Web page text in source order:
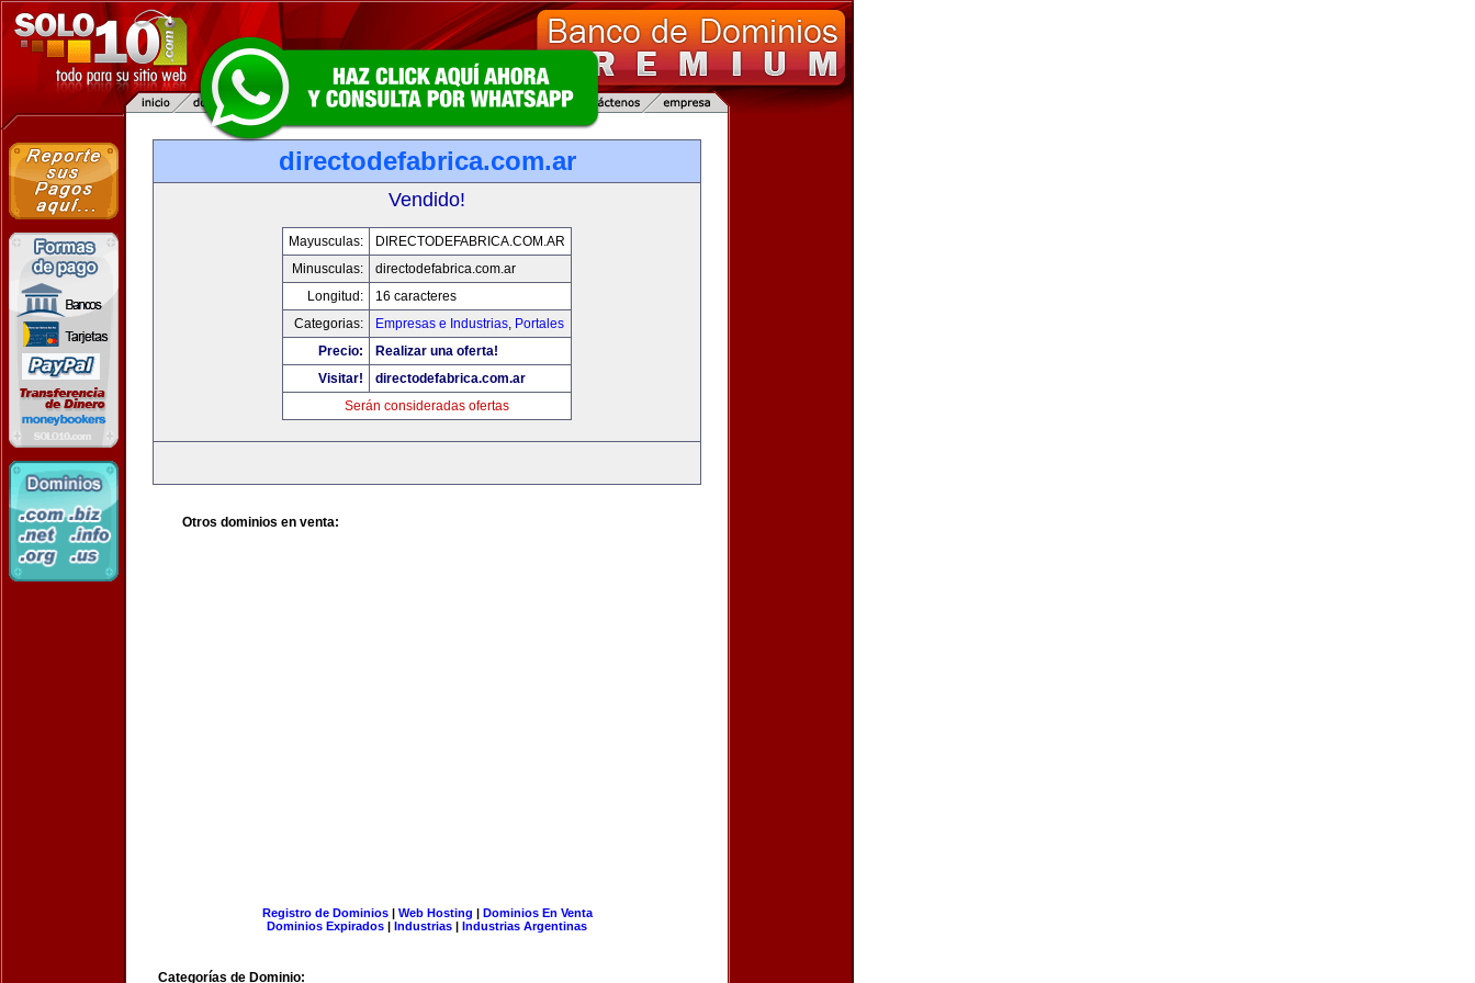
directodefabrica.com.ar
Vendido!
Mayusculas:
DIRECTODEFABRICA.COM.AR
Minusculas:
directodefabrica.com.ar
Longitud:
16 caracteres
Categorias:
Empresas e Industrias, Portales
Precio:
Realizar una oferta!
Visitar!
directodefabrica.com.ar
Serán consideradas ofertas
Otros dominios en venta:
Registro de Dominios| Web Hosting | Dominios En Venta
Dominios Expirados | Industrias | Industrias Argentinas
Categorías de Dominio: